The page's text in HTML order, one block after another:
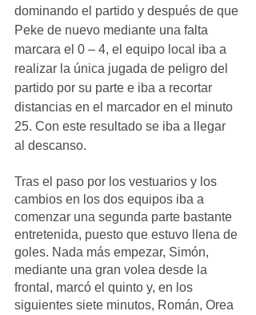
dominando el partido y después de que
Peke de nuevo mediante una falta
marcara el 0 – 4, el equipo local iba a
realizar la única jugada de peligro del
partido por su parte e iba a recortar
distancias en el marcador en el minuto
25. Con este resultado se iba a llegar
al descanso.
Tras el paso por los vestuarios y los
cambios en los dos equipos iba a
comenzar una segunda parte bastante
entretenida, puesto que estuvo llena de
goles. Nada más empezar, Simón,
mediante una gran volea desde la
frontal, marcó el quinto y, en los
siguientes siete minutos, Román, Orea